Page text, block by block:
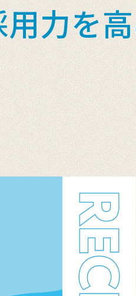
力を